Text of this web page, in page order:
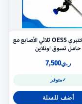
مشبك مختبري OESS ثلاثي الأصابع مع
حامل تسوق اونلاين
ر.ي7,500
✓متوفر
أضف للسلة